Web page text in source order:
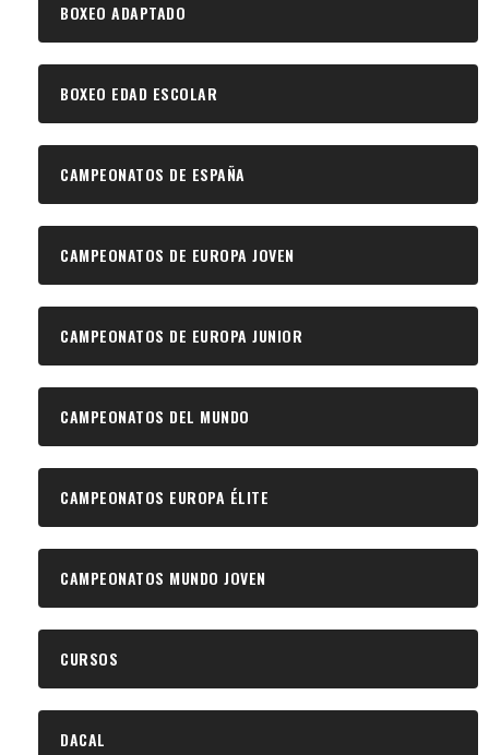
BOXEO ADAPTADO
BOXEO EDAD ESCOLAR
CAMPEONATOS DE ESPAÑA
CAMPEONATOS DE EUROPA JOVEN
CAMPEONATOS DE EUROPA JUNIOR
CAMPEONATOS DEL MUNDO
CAMPEONATOS EUROPA ÉLITE
CAMPEONATOS MUNDO JOVEN
CURSOS
DACAL